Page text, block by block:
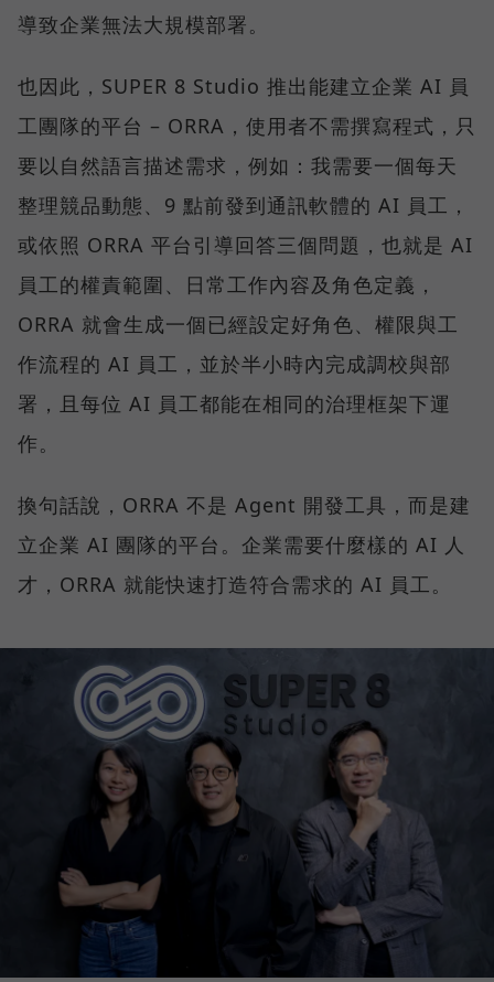
導致企業無法大規模部署。
也因此，SUPER 8 Studio 推出能建立企業 AI 員
工團隊的平台 – ORRA，使用者不需撰寫程式，只
要以自然語言描述需求，例如：我需要一個每天
整理競品動態、9 點前發到通訊軟體的 AI 員工，
或依照 ORRA 平台引導回答三個問題，也就是 AI
員工的權責範圍、日常工作內容及角色定義，
ORRA 就會生成一個已經設定好角色、權限與工
作流程的 AI 員工，並於半小時內完成調校與部
署，且每位 AI 員工都能在相同的治理框架下運
作。
換句話說，ORRA 不是 Agent 開發工具，而是建
立企業 AI 團隊的平台。企業需要什麼樣的 AI 人
才，ORRA 就能快速打造符合需求的 AI 員工。